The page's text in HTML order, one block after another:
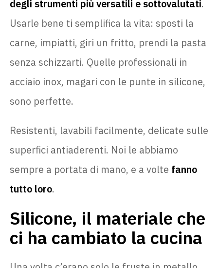
degli strumenti più versatili e sottovalutati.
Usarle bene ti semplifica la vita: sposti la
carne, impiatti, giri un fritto, prendi la pasta
senza schizzarti. Quelle professionali in
acciaio inox, magari con le punte in silicone,
sono perfette.
Resistenti, lavabili facilmente, delicate sulle
superfici antiaderenti. Noi le abbiamo
sempre a portata di mano, e a volte fanno
tutto loro.
Silicone, il materiale che
ci ha cambiato la cucina